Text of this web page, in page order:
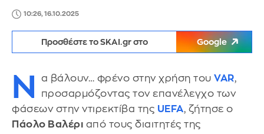
10:26, 16.10.2025
Προσθέστε το SKAI.gr στο Google
Ν α βάλουν… φρένο στην χρήση του VAR,
προσαρμόζοντας τον επανέλεγχο των
φάσεων στην ντιρεκτίβα της UEFA, ζήτησε ο
Πάολο Βαλέρι από τους διαιτητές της